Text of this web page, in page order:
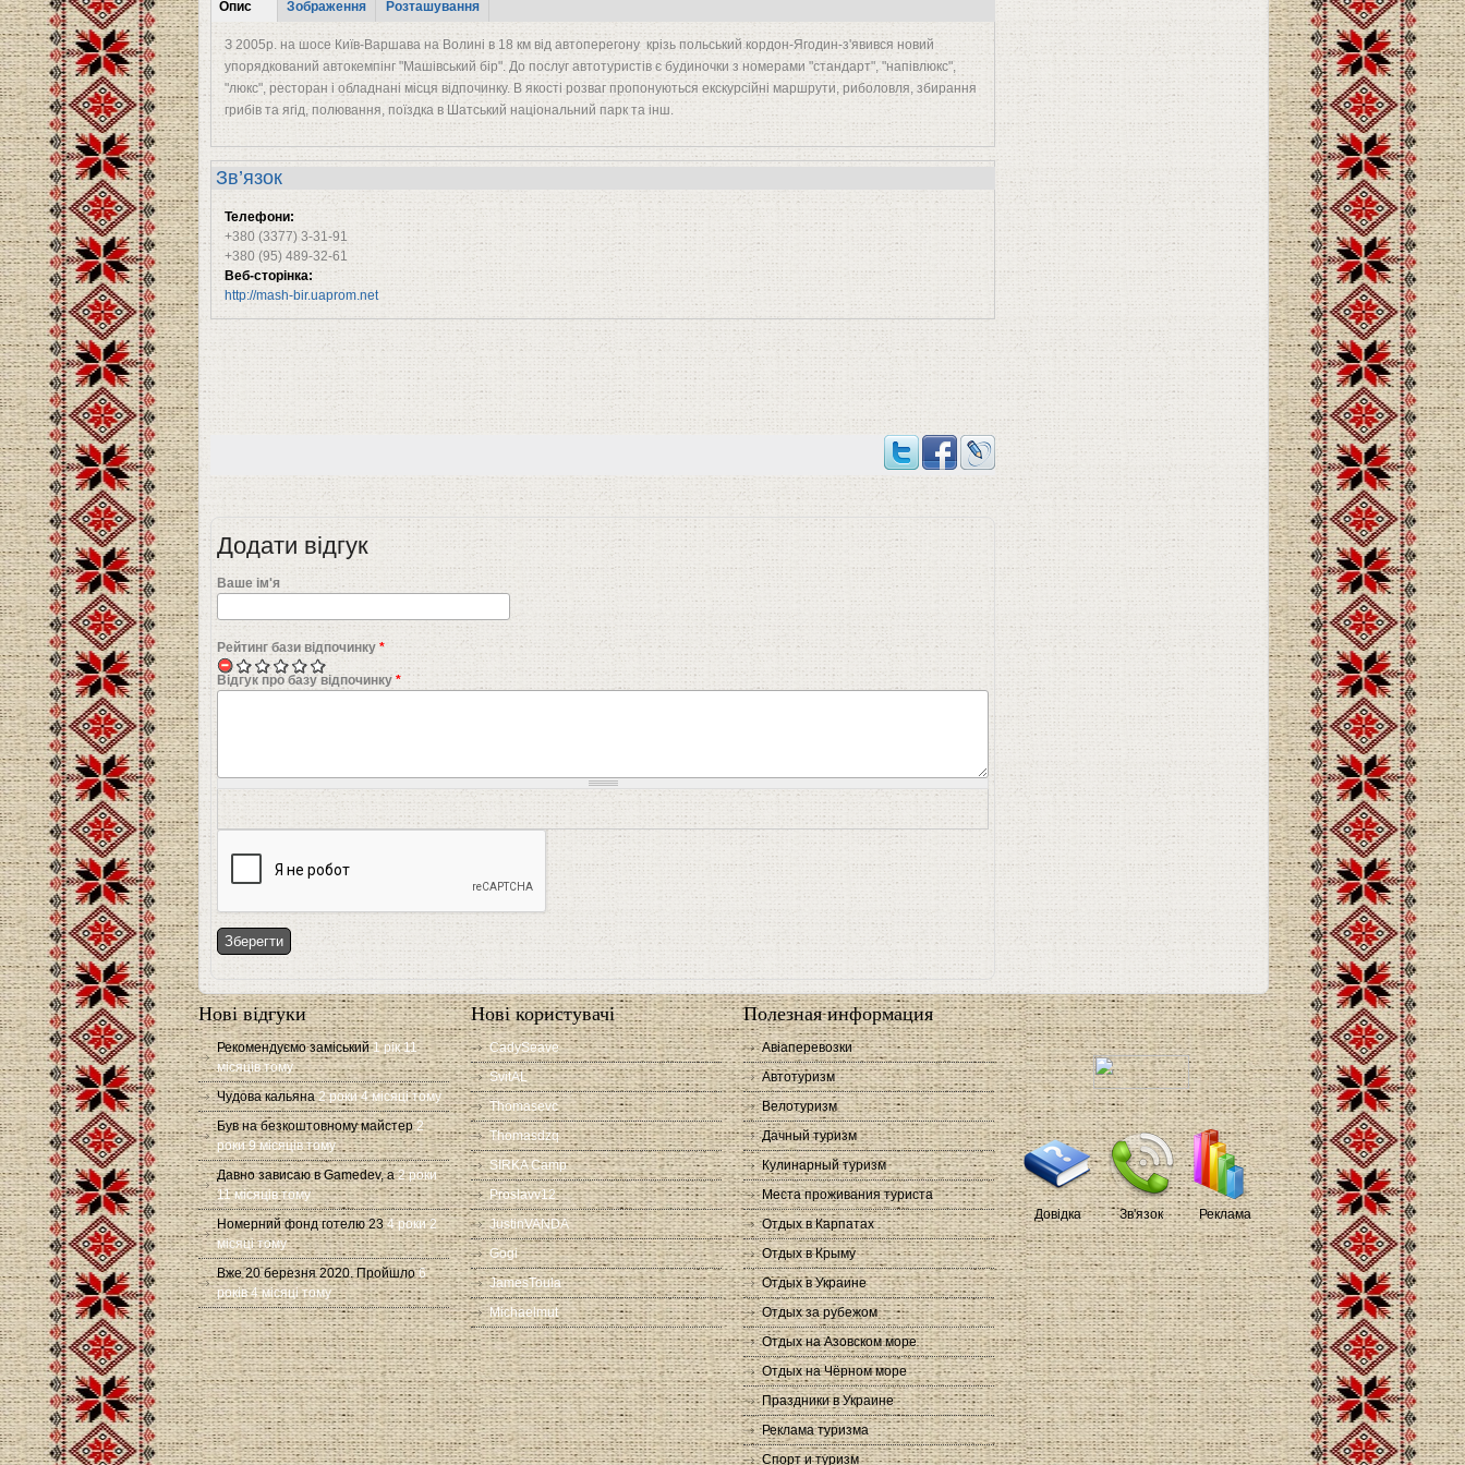
Tabs
Опис
(активна
вкладка)
Зображення Розташування
З 2005р. на шосе Київ-Варшава на Волині в 18 км від автоперегону крізь польський кордон-Ягодин-з'явився новий
упорядкований автокемпінг "Машівський бір". До послуг автотуристів є будиночки з номерами "стандарт", "напівлюкс",
"люкс", ресторан і обладнані місця відпочинку. В якості розваг пропонуються екскурсійні маршрути, риболовля, збирання
грибів та ягід, полювання, поїздка в Шатський національний парк та інш.
Зв’язок
Телефони:
+380 (3377) 3-31-91
+380 (95) 489-32-61
Веб-сторінка:
http://mash-bir.uaprom.net
Додати відгук
Ваше ім'я
Рейтинг бази відпочинку *
Відгук про базу відпочинку *
Нові відгуки
Рекомендуємо заміський 1 рік 11
місяців тому
Чудова кальяна 2 роки 4 місяці тому
Був на безкоштовному майстер 2
роки 9 місяців тому
Давно зависаю в Gamedev, а 2 роки
11 місяців тому
Номерний фонд готелю 23 4 роки 2
місяці тому
Вже 20 березня 2020. Пройшло 6
років 4 місяці тому
Нові користувачі
CadySeave
SvitAL
Thomasevc
Thomasdzq
SIRKA Camp
Proslavv12
JustinVANDA
Gogi
JamesToula
Michaelmut
Полезная информация
Авіаперевозки
Автотуризм
Велотуризм
Дачный туризм
Кулинарный туризм
Места проживания туриста
Отдых в Карпатах
Отдых в Крыму
Отдых в Украине
Отдых за рубежом
Отдых на Азовском море
Отдых на Чёрном море
Праздники в Украине
Реклама туризма
Спорт и туризм
Довідка Зв'язок Реклама